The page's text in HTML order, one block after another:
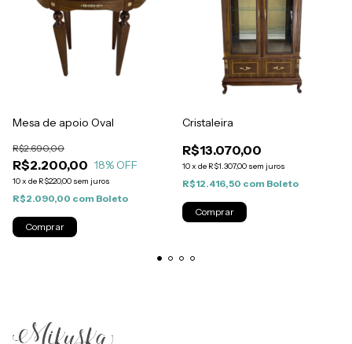
Mesa de apoio Oval
R$2.200,00
R$2.690,00
18% OFF
10x de R$220,00 sem juros
R$2.090,00 com Boleto
Cristaleira
R$13.070,00
10x de R$1.307,00 sem juros
R$12.416,50 com Boleto